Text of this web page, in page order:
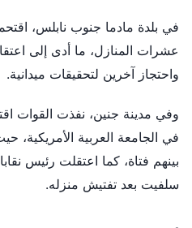
في بلدة مادما جنوب نابلس،
عشرات المنازل، ما أدى إلى
واحتجاز آخرين لتحقيقات ميدانية.
وفي مدينة جنين، نفذت القوات
في الجامعة العربية الأمريكية،
بينهم فتاة، كما اعتقلت رئيس
سلفيت بعد تفتيش منزله.